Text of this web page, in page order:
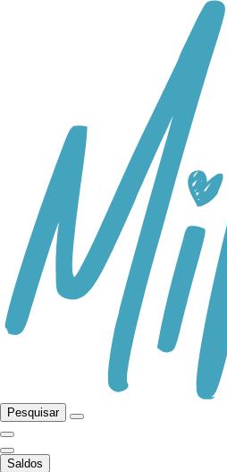
Pesquisar
Saldos